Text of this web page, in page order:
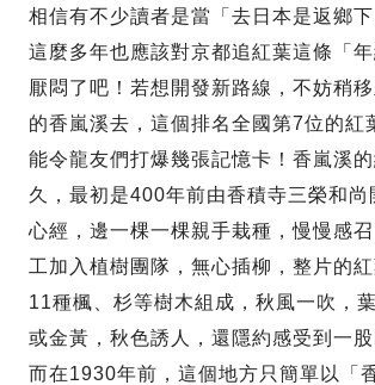
相信有不少讀者是當「去日本是返鄉下
這麼多年也應該對京都追紅葉這條「
厭悶了吧！若想開發新路線，不妨稍
的香嵐溪去，這個排名全國第7位的紅
能令龍友們打爆幾張記憶卡‌！香嵐溪
久，最初是400年前由香積寺三榮和尚
心經，邊一棵一棵親手栽種，慢慢感
工加入植樹團隊，無心插柳，整片的
11種楓、杉等樹木組成，秋風一吹，
或金黃，秋色誘人，還隱約感受到一股
而在1930年前，這個地方只簡單以「